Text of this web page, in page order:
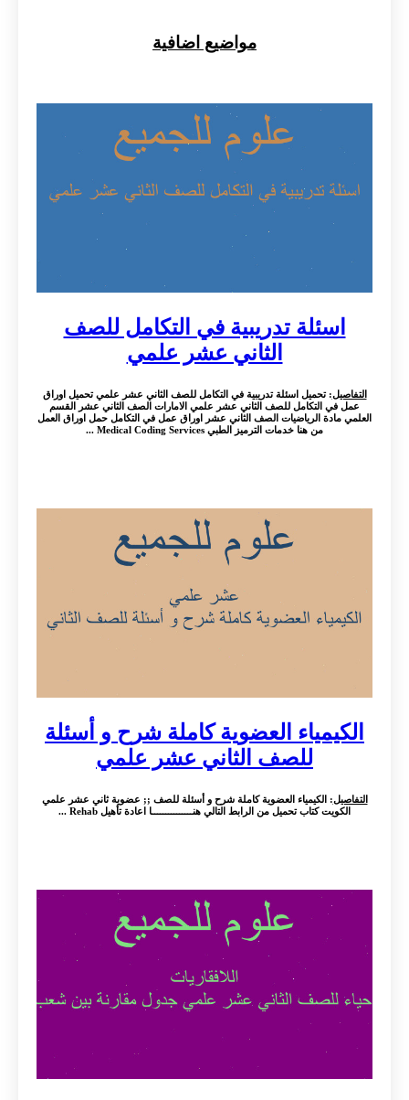
مواضيع اضافية
اسئلة تدريبية في التكامل للصف
الثاني عشر علمي
التفاصيل: تحميل اسئلة تدريبية في التكامل للصف الثاني عشر علمي تحميل اوراق
عمل في التكامل للصف الثاني عشر علمي الامارات الصف الثاني عشر القسم
العلمي مادة الرياضيات الصف الثاني عشر اوراق عمل في التكامل حمل اوراق العمل
من هنا خدمات الترميز الطبي Medical Coding Services ...
الكيمياء العضوية كاملة شرح و أسئلة
للصف الثاني عشر علمي
التفاصيل: الكيمياء العضوية كاملة شرح و أسئلة للصف ;; عضوية ثاني عشر علمي
الكويت كتاب تحميل من الرابط التالي هنـــــــــــــــا اعادة تأهيل Rehab ...